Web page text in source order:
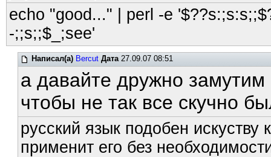
echo "good..." | perl -e
-;;s;;$_;see'
Написал(а) Bercut Дата27.09.07 08:51
а давайте дружно замутим
чтобы не так все скучно
русский язык подобен
применит его без